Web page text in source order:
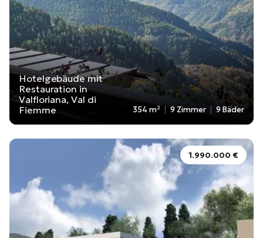
Hotelgebäude mit
Restauration in
Valfloriana, Val di
Fiemme
354 m² 9 Zimmer 9 Bäder
1.990.000 €